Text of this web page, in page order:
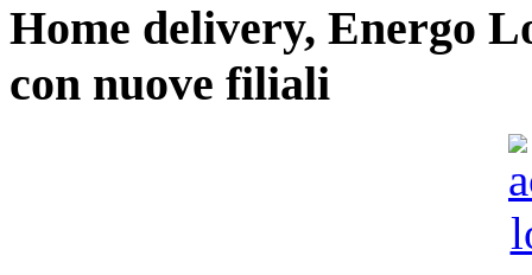
Home delivery, Energo
con nuove filiali